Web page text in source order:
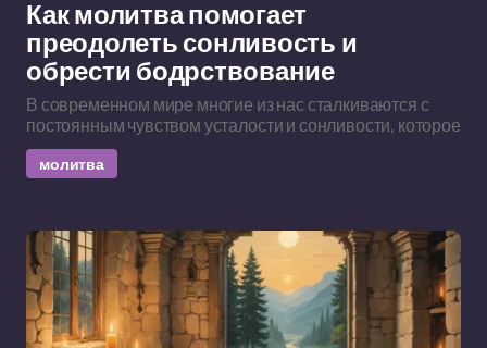
Как молитва помогает
преодолеть сонливость и
обрести бодрствование
В современном мире многие из нас сталкиваются с
постоянным чувством усталости и сонливости, которое
молитва